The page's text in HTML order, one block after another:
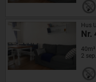
Hus
Nr.
40m²
2